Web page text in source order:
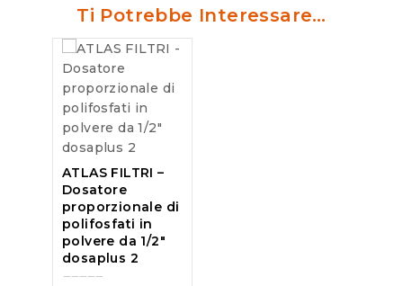
Ti Potrebbe Interessare…
ATLAS FILTRI –
Dosatore
proporzionale di
polifosfati in
polvere da 1/2″
dosaplus 2